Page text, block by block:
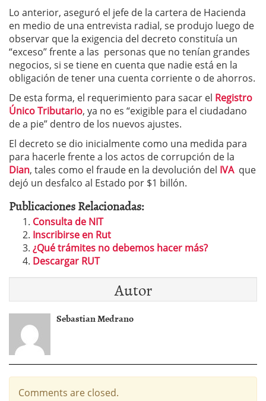
Lo anterior, aseguró el jefe de la cartera de Hacienda
en medio de una entrevista radial, se produjo luego de
observar que la exigencia del decreto constituía un
“exceso” frente a las personas que no tenían grandes
negocios, si se tiene en cuenta que nadie está en la
obligación de tener una cuenta corriente o de ahorros.
De esta forma, el requerimiento para sacar el Registro
Único Tributario, ya no es “exigible para el ciudadano
de a pie” dentro de los nuevos ajustes.
El decreto se dio inicialmente como una medida para
para hacerle frente a los actos de corrupción de la
Dian, tales como el fraude en la devolución del IVA que
dejó un desfalco al Estado por $1 billón.
Publicaciones Relacionadas:
Consulta de NIT
Inscribirse en Rut
¿Qué trámites no debemos hacer más?
Descargar RUT
Autor
Sebastian Medrano
Comments are closed.